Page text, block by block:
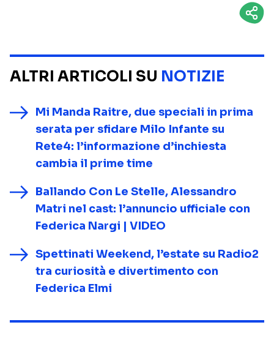
ALTRI ARTICOLI SU NOTIZIE
Mi Manda Raitre, due speciali in prima
serata per sfidare Milo Infante su
Rete4: l’informazione d’inchiesta
cambia il prime time
Ballando Con Le Stelle, Alessandro
Matri nel cast: l’annuncio ufficiale con
Federica Nargi | VIDEO
Spettinati Weekend, l’estate su Radio2
tra curiosità e divertimento con
Federica Elmi